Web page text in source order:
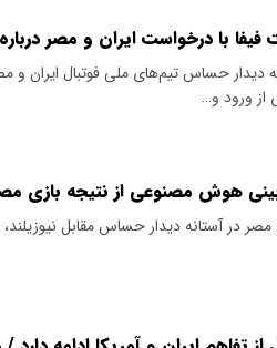
فیفا با درخواست ایران و مصر
از ورود و…
هوش مصنوعی از نتیجه بازی